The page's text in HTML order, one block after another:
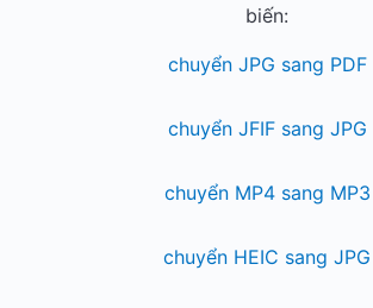
biến:
chuyển JPG sang PDF
chuyển JFIF sang JPG
chuyển MP4 sang MP3
chuyển HEIC sang JPG